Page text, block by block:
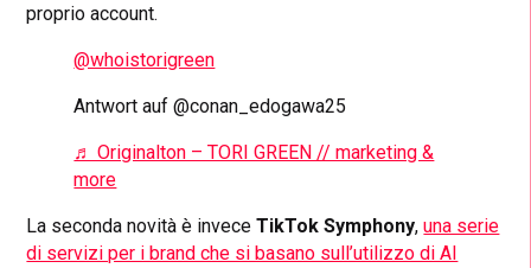
proprio account.
@whoistorigreen
Antwort auf @conan_edogawa25
♬ Originalton – TORI GREEN // marketing &
more
La seconda novità è inveceTikTok Symphony,una serie
di servizi per i brand che si basano sull’utilizzo di AI